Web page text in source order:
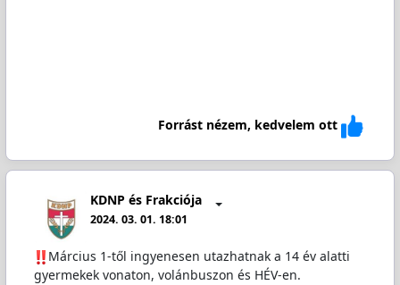
Forrást nézem, kedvelem ott
KDNP és Frakciója
2024. 03. 01. 18:01
️Március 1-től ingyenesen utazhatnak a 14 év alatti
gyermekek vonaton, volánbuszon és HÉV-en.